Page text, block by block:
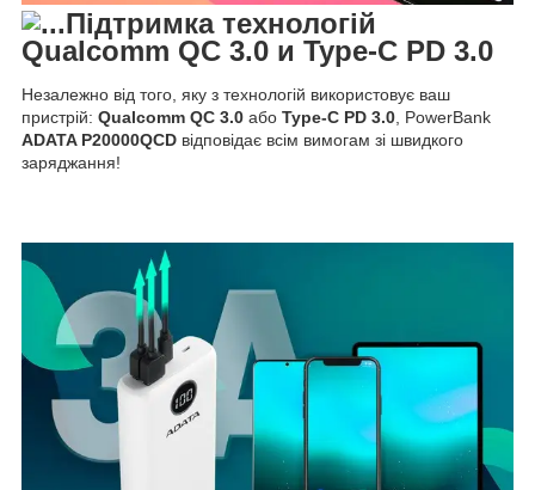
Підтримка технологій
Qualcomm QC 3.0 и Type-C PD 3.0
Незалежно від того, яку з технологій використовує ваш
пристрій: Qualcomm QC 3.0 або Type-C PD 3.0, PowerBank
ADATA P20000QCD відповідає всім вимогам зі швидкого
заряджання!